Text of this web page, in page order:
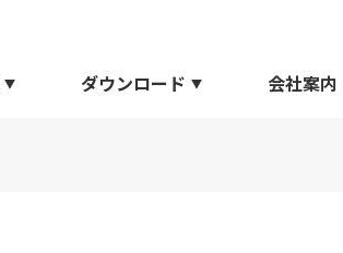
ダウンロード 会社案内